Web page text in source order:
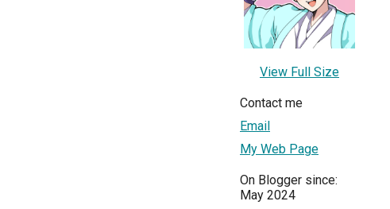
View Full Size
Contact me
Email
My Web Page
On Blogger since:
May 2024